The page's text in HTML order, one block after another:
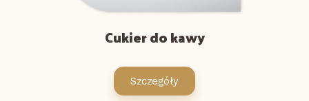
Cukier do kawy
Szczegóły